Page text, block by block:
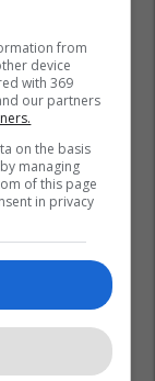
from
device
with 369
our partners
on the basis
managing
of this page
in privacy